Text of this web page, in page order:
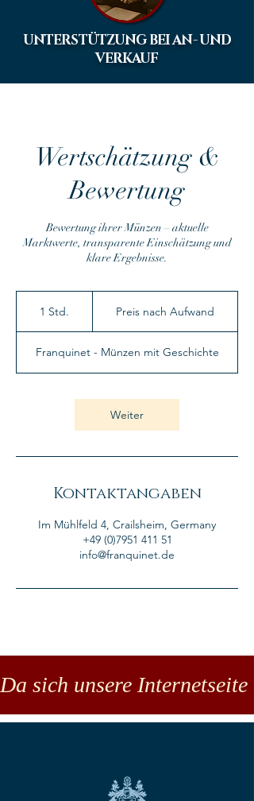
UNTERSTÜTZUNG BEI AN- UND
VERKAUF
Wertschätzung &
Bewertung
Bewertung ihrer Münzen – aktuelle
Marktwerte, transparente Einschätzung und
klare Ergebnisse.
1 Std.
d
AufwandPreis nach Aufwand
Franquinet - Münzen mit Geschichte
Weiter
Kontaktangaben
Im Mühlfeld 4, Crailsheim, Germany
+49 (0)7951 411 51
info@franquinet.de
Da sich unsere